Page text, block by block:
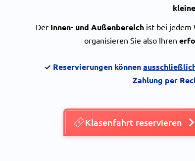
Der Innen- und Außenbereich ist bei jedem
organisieren Sie also Ihren
✓ Reservierungen können
Zahlung per
Klasenfahrt reservieren